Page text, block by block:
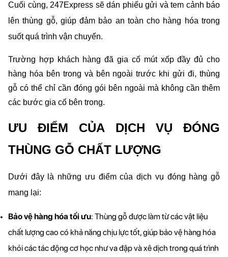
Cuối cùng, 247Express sẽ dán phiếu gửi và tem cảnh báo
lên thùng gỗ, giúp đảm bảo an toàn cho hàng hóa trong
suốt quá trình vận chuyển.
Trường hợp khách hàng đã gia cố mút xốp đầy đủ cho
hàng hóa bên trong và bên ngoài trước khi gửi đi, thùng
gỗ có thể chỉ cần đóng gói bên ngoài mà không cần thêm
các bước gia cố bên trong.
ƯU ĐIỂM CỦA DỊCH VỤ ĐÓNG
THÙNG GỖ CHẤT LƯỢNG
Dưới đây là những ưu điểm của dịch vụ đóng hàng gỗ
mang lại:
Bảo vệ hàng hóa tối ưu: Thùng gỗ được làm từ các vật liệu
chất lượng cao có khả năng chịu lực tốt, giúp bảo vệ hàng hóa
khỏi các tác động cơ học như va đập và xê dịch trong quá trình